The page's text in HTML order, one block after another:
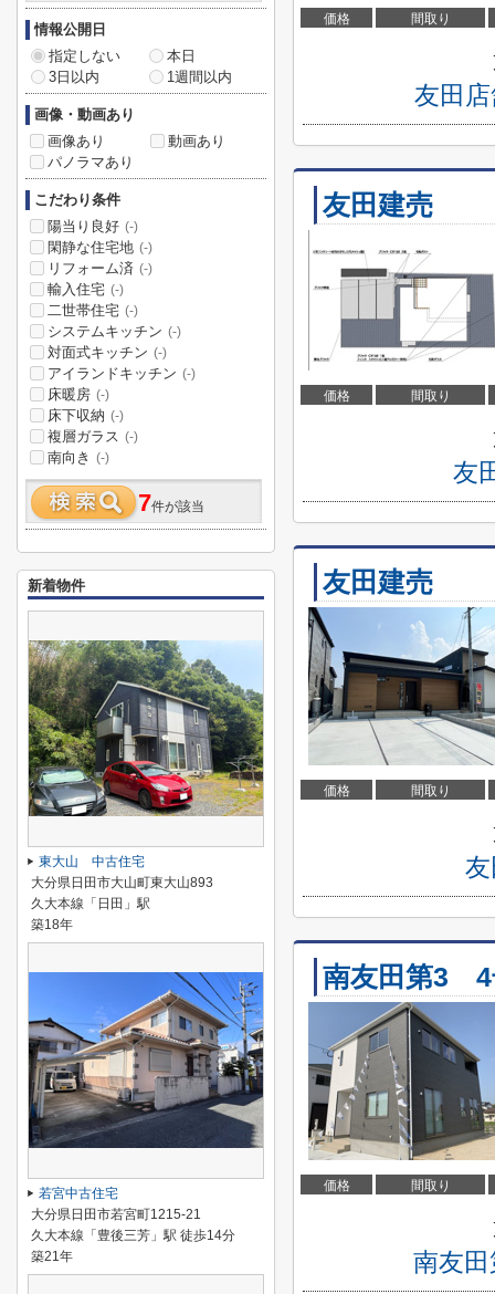
価格 間取り
友田
友田建売
価格 間取り
友
友田建売
価格 間取り
南友田第3 4
価格 間取り
南友
情報公開日
指定しない
本日
3日以内
1週間以内
画像・動画あり
画像あり
動画あり
パノラマあり
こだわり条件
陽当り良好 (-)
閑静な住宅地 (-)
リフォーム済 (-)
輸入住宅 (-)
二世帯住宅 (-)
システムキッチン (-)
対面式キッチン (-)
アイランドキッチン (-)
床暖房 (-)
床下収納 (-)
複層ガラス (-)
南向き (-)
7件が該当
新着物件
東大山 中古住宅
大分県日田市大山町東大山893
久大本線「日田」駅
築18年
若宮中古住宅
大分県日田市若宮町1215-21
久大本線「豊後三芳」駅 徒歩14分
築21年